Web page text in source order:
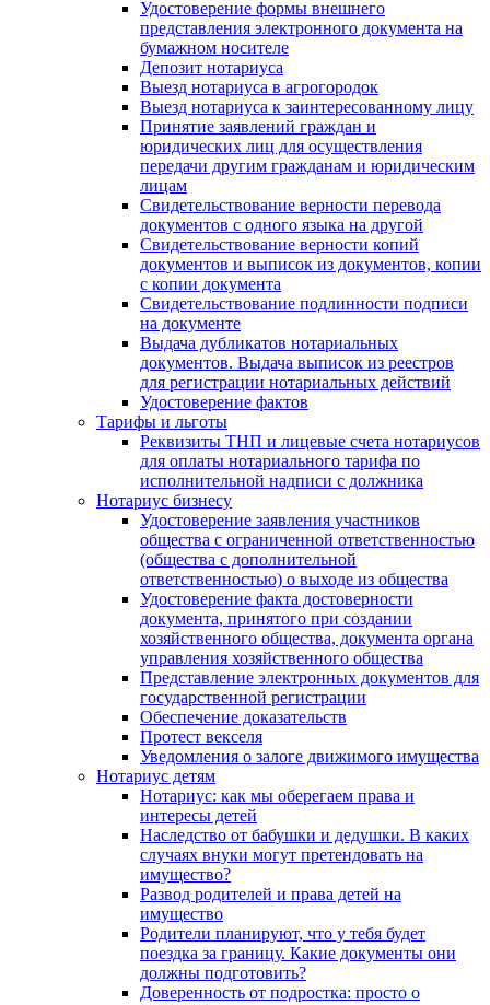
Удостоверение формы внешнего
представления электронного документа на
бумажном носителе
Депозит нотариуса
Выезд нотариуса в агрогородок
Выезд нотариуса к заинтересованному лицу
Принятие заявлений граждан и
юридических лиц для осуществления
передачи другим гражданам и юридическим
лицам
Свидетельствование верности перевода
документов с одного языка на другой
Свидетельствование верности копий
документов и выписок из документов, копии
с копии документа
Свидетельствование подлинности подписи
на документе
Выдача дубликатов нотариальных
документов. Выдача выписок из реестров
для регистрации нотариальных действий
Удостоверение фактов
Тарифы и льготы
Реквизиты ТНП и лицевые счета нотариусов
для оплаты нотариального тарифа по
исполнительной надписи с должника
Нотариус бизнесу
Удостоверение заявления участников
общества с ограниченной ответственностью
(общества с дополнительной
ответственностью) о выходе из общества
Удостоверение факта достоверности
документа, принятого при создании
хозяйственного общества, документа органа
управления хозяйственного общества
Представление электронных документов для
государственной регистрации
Обеспечение доказательств
Протест векселя
Уведомления о залоге движимого имущества
Нотариус детям
Нотариус: как мы оберегаем права и
интересы детей
Наследство от бабушки и дедушки. В каких
случаях внуки могут претендовать на
имущество?
Развод родителей и права детей на
имущество
Родители планируют, что у тебя будет
поездка за границу. Какие документы они
должны подготовить?
Доверенность от подростка: просто о